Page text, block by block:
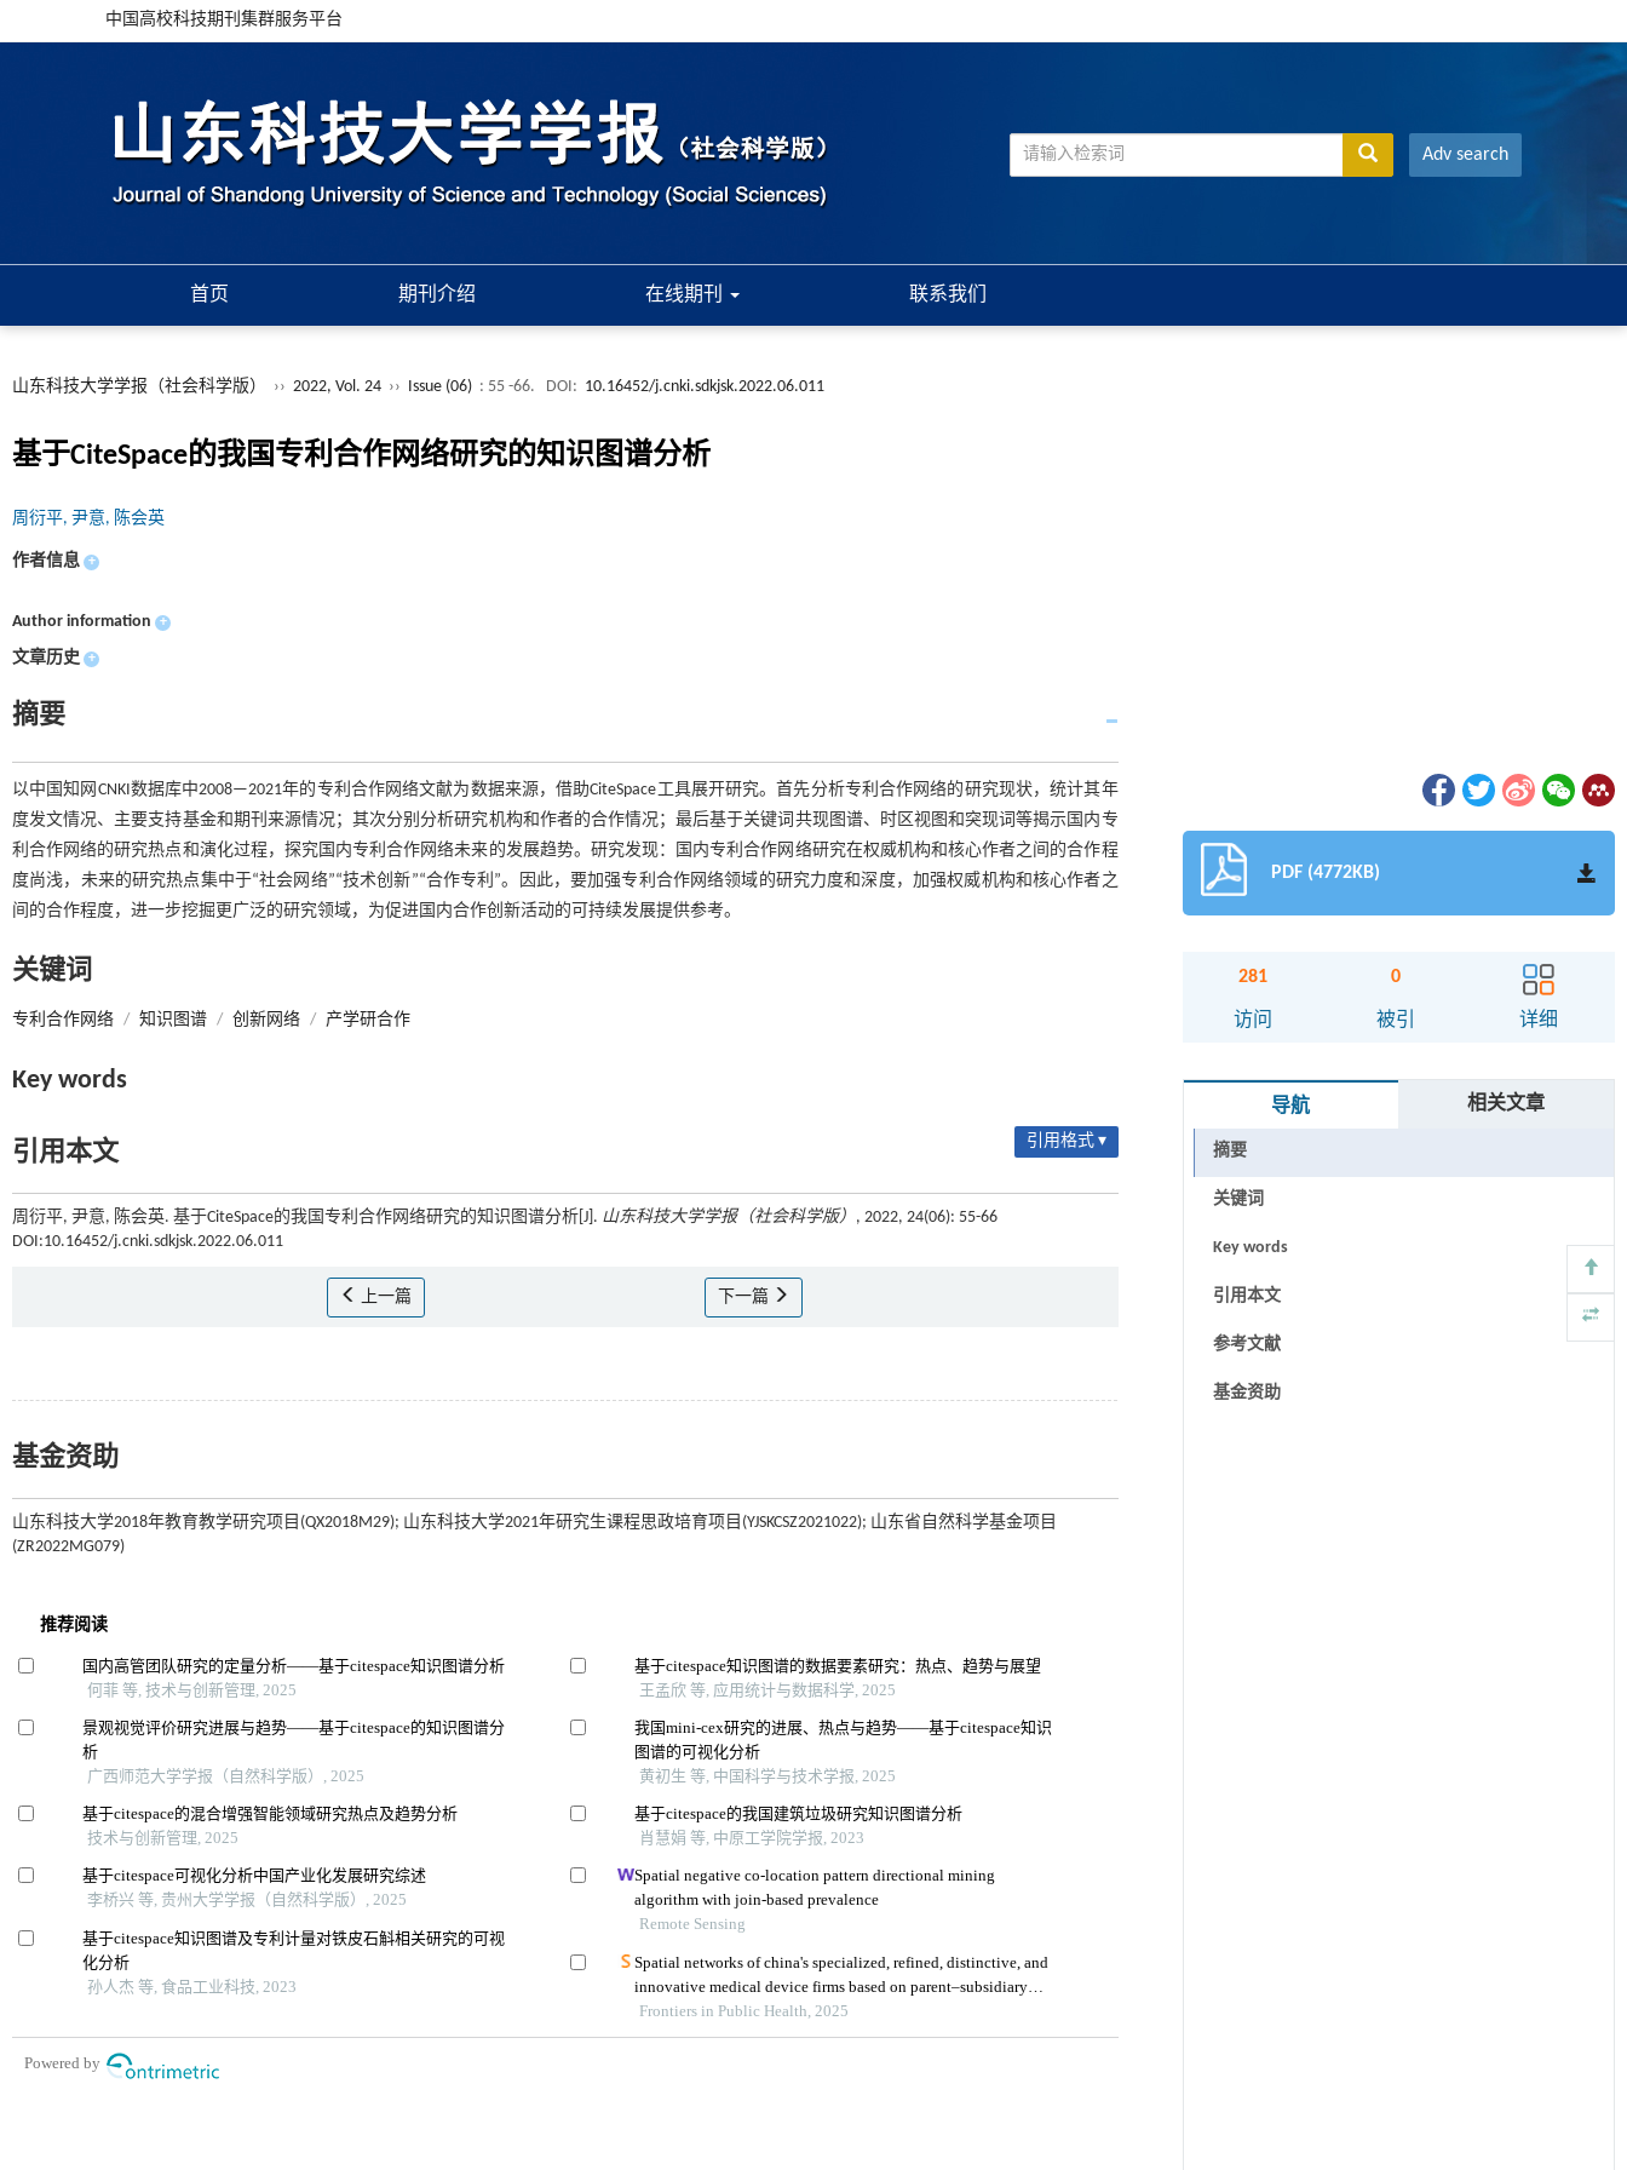
中国高校科技期刊集群服务平台
Adv search
首页 期刊介绍 在线期刊 联系我们
山东科技大学学报（社会科学版） ›› 2022, Vol. 24 ›› Issue (06) : 55 -66. DOI: 10.16452/j.cnki.sdkjsk.2022.06.011
基于CiteSpace的我国专利合作网络研究的知识图谱分析
周衍平, 尹意, 陈会英
作者信息 +
Author information +
文章历史 +
摘要
以中国知网CNKI数据库中2008—2021年的专利合作网络文献为数据来源，借助CiteSpace工具展开研究。首先分析专利合作网络的研究现状，统计其年
度发文情况、主要支持基金和期刊来源情况；其次分别分析研究机构和作者的合作情况；最后基于关键词共现图谱、时区视图和突现词等揭示国内专
利合作网络的研究热点和演化过程，探究国内专利合作网络未来的发展趋势。研究发现：国内专利合作网络研究在权威机构和核心作者之间的合作程
度尚浅，未来的研究热点集中于“社会网络”“技术创新”“合作专利”。因此，要加强专利合作网络领域的研究力度和深度，加强权威机构和核心作者之
间的合作程度，进一步挖掘更广泛的研究领域，为促进国内合作创新活动的可持续发展提供参考。
关键词
专利合作网络 / 知识图谱 / 创新网络 / 产学研合作
Key words
引用本文 引用格式 ▾
周衍平, 尹意, 陈会英. 基于CiteSpace的我国专利合作网络研究的知识图谱分析[J]. 山东科技大学学报（社会科学版） , 2022, 24(06): 55-66
DOI:10.16452/j.cnki.sdkjsk.2022.06.011
上一篇 下一篇
基金资助
山东科技大学2018年教育教学研究项目(QX2018M29); 山东科技大学2021年研究生课程思政培育项目(YJSKCSZ2021022); 山东省自然科学基金项目
(ZR2022MG079)
PDF (4772KB)
281
访问
0
被引 详细
导航 相关文章
摘要
关键词
Key words
引用本文
参考文献
基金资助